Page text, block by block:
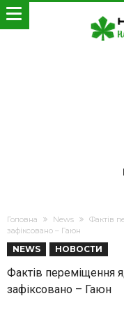
Головна News
Фактів
зафіксовано – Гаюн
NEWS НОВОСТИ
Фактів переміщення
зафіксовано – Гаюн